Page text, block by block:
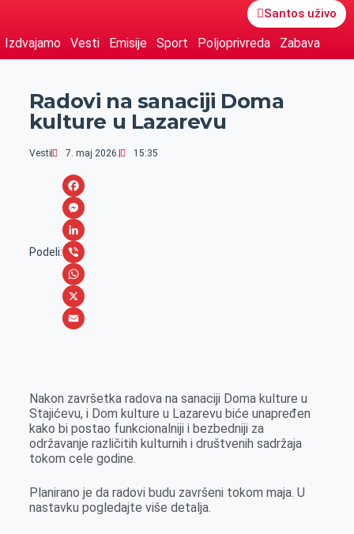
Santos uživo
Izdvajamo Vesti Emisije Sport Poljoprivreda Zabava
Radovi na sanaciji Doma
kulture u Lazarevu
Vesti 7. maj 2026. 15:35
Podeli:
F
a
c
e
b
o
M
e
s
s
e
r
L
i
n
k
n
V
i
b
W
h
A
p
p
X
i
l
Nakon završetka radova na sanaciji Doma kulture u
Stajićevu, i Dom kulture u Lazarevu biće unapređen
kako bi postao funkcionalniji i bezbedniji za
održavanje različitih kulturnih i društvenih sadržaja
tokom cele godine.
Planirano je da radovi budu završeni tokom maja. U
nastavku pogledajte više detalja.